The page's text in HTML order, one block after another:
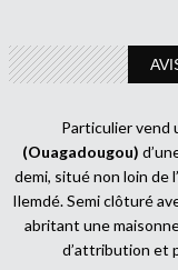
Particulier vend
(Ouagadougou)
demi, situé non loin de
Ilemdé. Semi clôturé
abritant une
d’attribution et